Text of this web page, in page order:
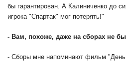
бы гарантирован. А Калиниченко до
игрока "Спартак" мог потерять!"
- Вам, похоже, даже на сборах не
- Сборы мне напоминают фильм